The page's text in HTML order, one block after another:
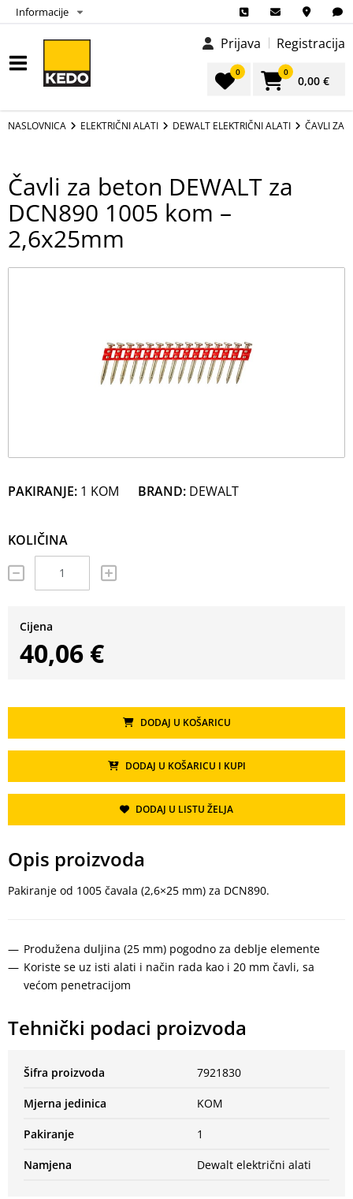
Informacije
Prijava Registracija
0 0
0,00 €
NASLOVNICA ELEKTRIČNI ALATI DEWALT ELEKTRIČNI ALATI ČAVLI ZA
Čavli za beton DEWALT za
DCN890 1005 kom –
2,6x25mm
PAKIRANJE: 1 KOM BRAND: DEWALT
KOLIČINA
Cijena
40,06 €
DODAJ U KOŠARICU
DODAJ U KOŠARICU I KUPI
DODAJ U LISTU ŽELJA
Opis proizvoda
Pakiranje od 1005 čavala (2,6×25 mm) za DCN890.
Produžena duljina (25 mm) pogodno za deblje elemente
Koriste se uz isti alati i način rada kao i 20 mm čavli, sa
većom penetracijom
Tehnički podaci proizvoda
Šifra proizvoda 7921830
Mjerna jedinica KOM
Pakiranje 1
Namjena Dewalt električni alati